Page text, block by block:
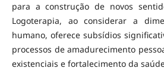
para a construção de novos
Logoterapia, ao considerar a
humano, oferece subsídios
processos de amadurecimento
existenciais e fortalecimento da